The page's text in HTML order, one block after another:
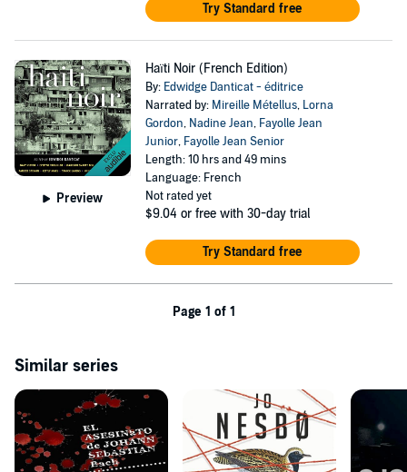
Try Standard free
Preview
Haïti Noir (French Edition)
By: Edwidge Danticat - éditrice
Narrated by: Mireille Métellus, Lorna
Gordon, Nadine Jean, Fayolle Jean
Junior, Fayolle Jean Senior
Length: 10 hrs and 49 mins
Language: French
Not rated yet
$9.04 or free with 30-day trial
Try Standard free
Page 1 of 1
Similar series